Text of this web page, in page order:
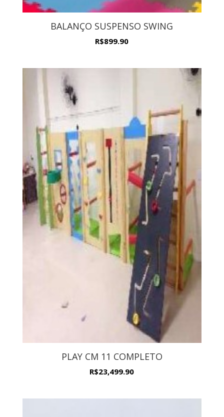
BALANÇO SUSPENSO SWING
R$899.90
PLAY CM 11 COMPLETO
R$23,499.90